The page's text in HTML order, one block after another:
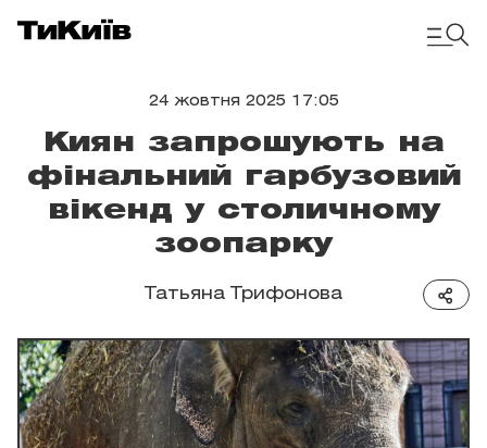
24 жовтня 2025 17:05
Киян запрошують на
фінальний гарбузовий
вікенд у столичному
зоопарку
Татьяна Трифонова